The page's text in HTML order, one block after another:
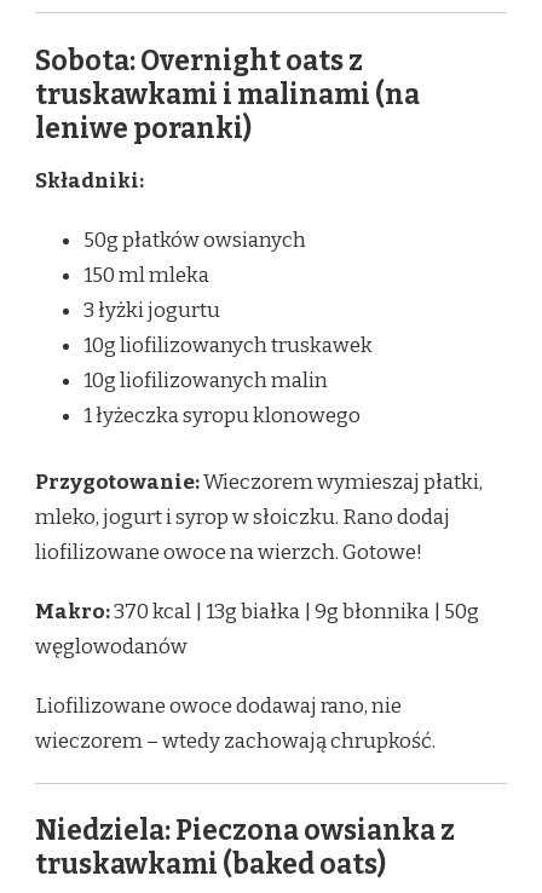
Sobota: Overnight oats z
truskawkami i malinami (na
leniwe poranki)
Składniki:
50g płatków owsianych
150 ml mleka
3 łyżki jogurtu
10g liofilizowanych truskawek
10g liofilizowanych malin
1 łyżeczka syropu klonowego
Przygotowanie:Wieczorem wymieszaj płatki,
mleko, jogurt i syrop w słoiczku. Rano dodaj
liofilizowane owoce na wierzch. Gotowe!
Makro:370 kcal | 13g białka | 9g błonnika | 50g
węglowodanów
Liofilizowane owoce dodawaj rano, nie
wieczorem – wtedy zachowają chrupkość.
Niedziela: Pieczona owsianka z
truskawkami (baked oats)